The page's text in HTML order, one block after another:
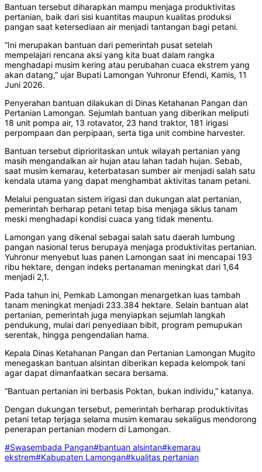
Bantuan tersebut diharapkan mampu menjaga produktivitas
pertanian, baik dari sisi kuantitas maupun kualitas produksi
pangan saat ketersediaan air menjadi tantangan bagi petani.
“Ini merupakan bantuan dari pemerintah pusat setelah
mempelajari rencana aksi yang kita buat dalam rangka
menghadapi musim kering atau perubahan cuaca ekstrem yang
akan datang,” ujar Bupati Lamongan Yuhronur Efendi, Kamis, 11
Juni 2026.
Penyerahan bantuan dilakukan di Dinas Ketahanan Pangan dan
Pertanian Lamongan. Sejumlah bantuan yang diberikan meliputi
18 unit pompa air, 13 rotavator, 23 hand traktor, 181 irigasi
perpompaan dan perpipaan, serta tiga unit combine harvester.
Bantuan tersebut diprioritaskan untuk wilayah pertanian yang
masih mengandalkan air hujan atau lahan tadah hujan. Sebab,
saat musim kemarau, keterbatasan sumber air menjadi salah satu
kendala utama yang dapat menghambat aktivitas tanam petani.
Melalui penguatan sistem irigasi dan dukungan alat pertanian,
pemerintah berharap petani tetap bisa menjaga siklus tanam
meski menghadapi kondisi cuaca yang tidak menentu.
Lamongan yang dikenal sebagai salah satu daerah lumbung
pangan nasional terus berupaya menjaga produktivitas pertanian.
Yuhronur menyebut luas panen Lamongan saat ini mencapai 193
ribu hektare, dengan indeks pertanaman meningkat dari 1,64
menjadi 2,1.
Pada tahun ini, Pemkab Lamongan menargetkan luas tambah
tanam meningkat menjadi 233.384 hektare. Selain bantuan alat
pertanian, pemerintah juga menyiapkan sejumlah langkah
pendukung, mulai dari penyediaan bibit, program pemupukan
serentak, hingga pengendalian hama.
Kepala Dinas Ketahanan Pangan dan Pertanian Lamongan Mugito
menegaskan bantuan alsintan diberikan kepada kelompok tani
agar dapat dimanfaatkan secara bersama.
“Bantuan pertanian ini berbasis Poktan, bukan individu,” katanya.
Dengan dukungan tersebut, pemerintah berharap produktivitas
petani tetap terjaga selama musim kemarau sekaligus mendorong
penerapan pertanian modern di Lamongan.
#Swasembada Pangan#bantuan alsintan#kemarau
ekstrem#Kabupaten Lamongan#kualitas pertanian